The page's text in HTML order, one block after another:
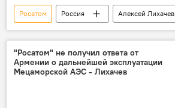
Росатом Россия
Алексей Лихачев
Иран
"Росатом" не получил ответа от
Армении о дальнейшей эксплуатации
Мецаморской АЭС - Лихачев